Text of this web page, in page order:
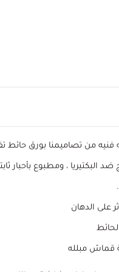
فنيه من تصاميمنا بورق
البكتيريا ، ومطبوع بأحبار
على الدهان
قماش مبلله